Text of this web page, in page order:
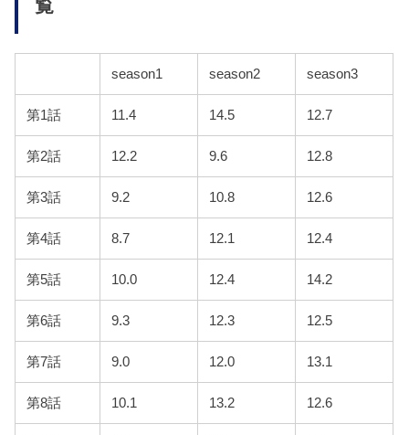
覧
season1 season2 season3
第1話 11.4 14.5 12.7
第2話 12.2 9.6 12.8
第3話 9.2 10.8 12.6
第4話 8.7 12.1 12.4
第5話 10.0 12.4 14.2
第6話 9.3 12.3 12.5
第7話 9.0 12.0 13.1
第8話 10.1 13.2 12.6